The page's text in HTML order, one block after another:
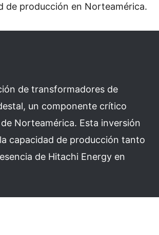
de producción en Norteamérica.
de transformadores de
un componente crítico
Norteamérica. Esta inversión
capacidad de producción tanto
de Hitachi Energy en